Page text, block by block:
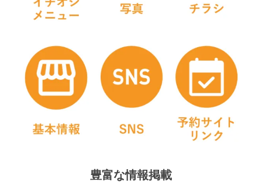
豊富な情報掲載